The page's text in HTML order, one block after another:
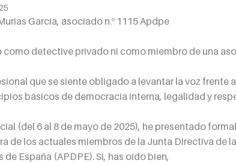
García, asociado n.º 1115 Apdpe
como detective privado ni como miembro de una
que se siente obligado a levantar la voz frente
básicos de democracia interna, legalidad y
(del 6 al 8 de mayo de 2025), he presentado
de los actuales miembros de la Junta Directiva de
España (APDPE). Si, has oído bien,